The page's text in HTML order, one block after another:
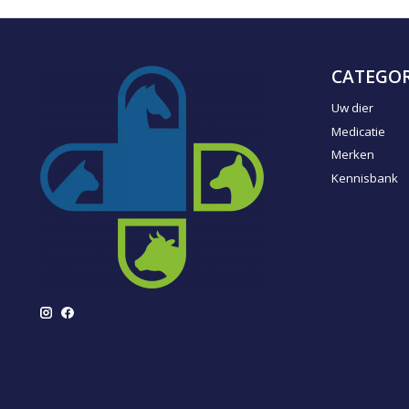
Uw dier
Medicatie
Merken
Kennisbank